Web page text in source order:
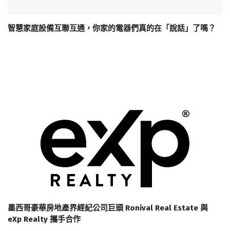
智慧家庭設備互聯互通，你家的電器們真的在「說話」了嗎？
墨西哥豪華房地產界經紀公司巨頭 Ronival Real Estate 與
eXp Realty 攜手合作